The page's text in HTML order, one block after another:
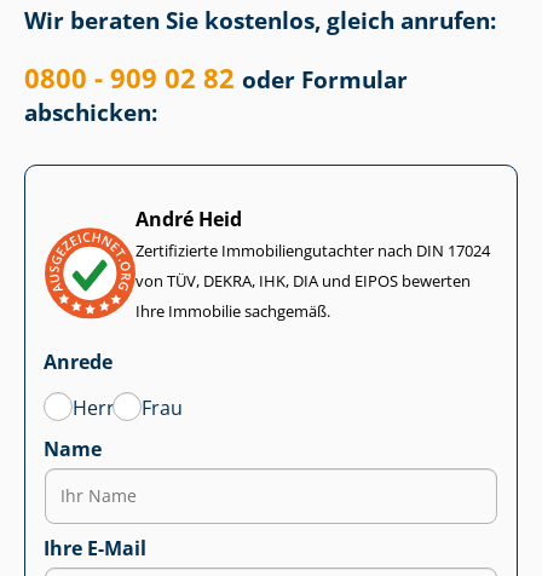
Wir beraten Sie kostenlos, gleich anrufen:
0800 - 909 02 82 oder Formular
abschicken:
André Heid
Zertifizierte Im­mo­bi­li­en­gut­ach­ter nach DIN 17024
von TÜV, DEKRA, IHK, DIA und EIPOS bewerten
Ihre Immobilie sachgemäß.
Anrede
Herr
Frau
Name
Ihre E-Mail